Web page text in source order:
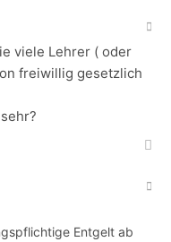
viele Lehrer ( oder
freiwillig gesetzlich
Entgelt ab